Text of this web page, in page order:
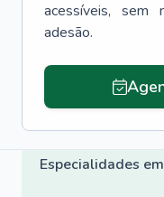
acessíveis, sem
adesão.
Especialidades